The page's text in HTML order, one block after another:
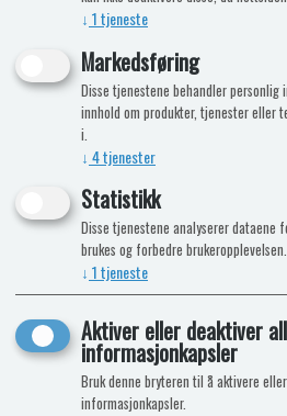
↓ 1tjeneste
Markedsføring
Disse tjenestene behandler
innhold om produkter, tjenester eller
i.
↓ 4tjenester
Statistikk
Disse tjenestene analyserer
brukes og forbedre brukeropplevelsen.
↓ 1tjeneste
Aktiver eller deaktiver
informasjonkapsler
Bruk denne bryteren til å aktivere
informasjonkapsler.